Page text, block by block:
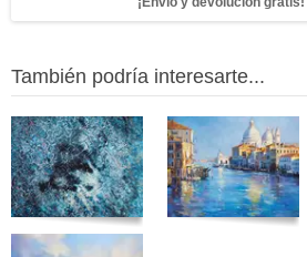
También podría interesarte...